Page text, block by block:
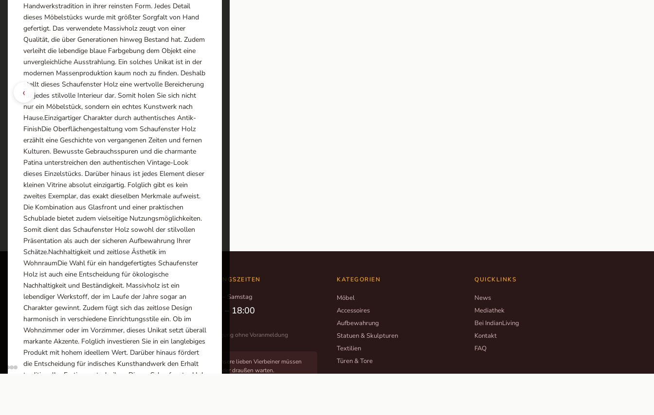
‹
Handwerkstradition in ihrer reinsten Form. Jedes Detail
dieses Möbelstücks wurde mit größter Sorgfalt von Hand
gefertigt. Das verwendete Massivholz zeugt von einer
Qualität, die über Generationen hinweg Bestand hat. Zudem
verleiht die lebendige blaue Farbgebung dem Objekt eine
unvergleichliche Ausstrahlung. Ein solches Unikat ist in der
modernen Massenproduktion kaum noch zu finden. Deshalb
stellt dieses Schaufenster Holz eine wertvolle Bereicherung
für jedes stilvolle Interieur dar. Somit holen Sie sich nicht
nur ein Möbelstück, sondern ein echtes Kunstwerk nach
Hause.Einzigartiger Charakter durch authentisches Antik-
FinishDie Oberflächengestaltung vom Schaufenster Holz
erzählt eine Geschichte von vergangenen Zeiten und fernen
Kulturen. Bewusste Gebrauchsspuren und die charmante
Patina unterstreichen den authentischen Vintage-Look
dieses Einzelstücks. Darüber hinaus ist jedes Element dieser
kleinen Vitrine absolut einzigartig. Folglich gibt es kein
zweites Exemplar, das exakt dieselben Merkmale aufweist.
Die Kombination aus Glasfront und einer praktischen
Schublade bietet zudem vielseitige Nutzungsmöglichkeiten.
Somit dient das Schaufenster Holz sowohl der stilvollen
Präsentation als auch der sicheren Aufbewahrung Ihrer
Schätze.Nachhaltigkeit und zeitlose Ästhetik im
WohnraumDie Wahl für ein handgefertigtes Schaufenster
Holz ist auch eine Entscheidung für ökologische
Nachhaltigkeit und Beständigkeit. Massivholz ist ein
lebendiger Werkstoff, der im Laufe der Jahre sogar an
Charakter gewinnt. Zudem fügt sich das zeitlose Design
harmonisch in verschiedene Einrichtungsstile ein. Ob im
Wohnzimmer oder im Vorzimmer, dieses Unikat setzt überall
markante Akzente. Folglich investieren Sie in ein langlebiges
Produkt mit hohem ideellem Wert. Darüber hinaus fördert
die Entscheidung für indisches Kunsthandwerk den Erhalt
traditioneller Fertigungstechniken. Dieses Schaufenster Holz
Ausstellungsräume
Wiener Straße – Werkstraße 111
2700 Wiener Neustadt
In WinStage
ÖFFNUNGSZEITEN
Montag – Samstag
10:00 – 18:00
Besichtigung ohne Voranmeldung
Unsere lieben Vierbeiner müssen
leider draußen warten.
KATEGORIEN
Möbel
Accessoires
Aufbewahrung
Statuen & Skulpturen
Textilien
Türen & Tore
QUICKLINKS
News
Mediathek
Bei IndianLiving
Kontakt
FAQ